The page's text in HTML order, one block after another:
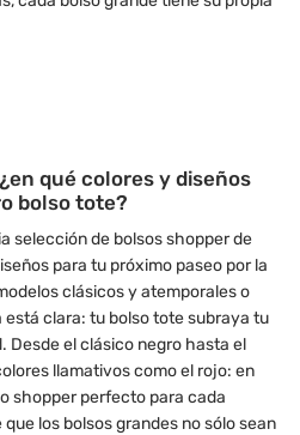
qué colores y diseños
bolso tote?
selección de bolsos shopper de
para tu próximo paseo por la
clásicos y atemporales o
está clara: tu bolso tote subraya tu
Desde el clásico negro hasta el
llamativos como el rojo: en
shopper perfecto para cada
los bolsos grandes no sólo sean